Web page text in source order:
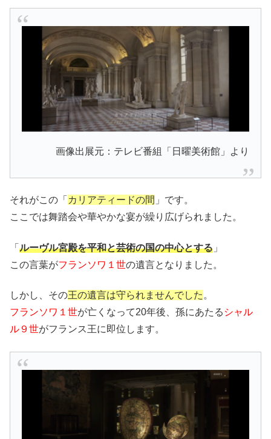
画像出展元：テレビ番組「日曜美術館」より
それがこの「 カリアティードの間 」です。
ここでは舞踏会や華やかな宴が繰り広げられました。
「 ルーヴル宮殿を平和と芸術の国の中心とする 」
この言葉がフランソワ１世の遺言となりました。
しかし、その王の遺言は守られませんでした 。
フランソワ１世が亡くなって20年後、孫にあたる シャル
ル９世がフランス王に即位します。